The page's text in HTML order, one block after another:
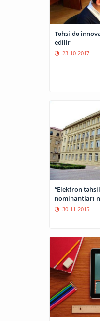
Təhsildə
edilir
23-10-2017
“Elektron təhsil”
nominantları
30-11-2015